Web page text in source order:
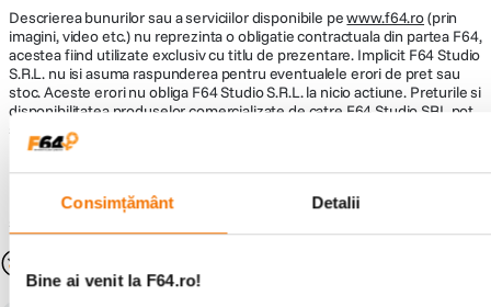
Consimțământ Detalii
Bine ai venit la F64.ro!
Lungime 50 mm
Greutate 132 g
Descrierea bunurilor sau a serviciilor disponibile pewww.f64.ro(prin
imagini, video etc.) nu reprezinta o obligatie contractuala din partea F64,
acestea fiind utilizate exclusiv cu titlu de prezentare. Implicit F64 Studio
S.R.L. nu isi asuma raspunderea pentru eventualele erori de pret sau
stoc. Aceste erori nu obliga F64 Studio S.R.L. la nicio actiune. Preturile si
disponibilitatea produselor comercializate de catre F64 Studio SRL pot
suferi modificari ulterioare, acest lucru fiind influentat de factori externi
precum politica de preturi a distribuitorilor sau disponibilitatea
pot surveni in urma unor greseli de dactilografiere, lipsa de acuratete
sau erori ale produselor software, fara a anunta in prealabil.